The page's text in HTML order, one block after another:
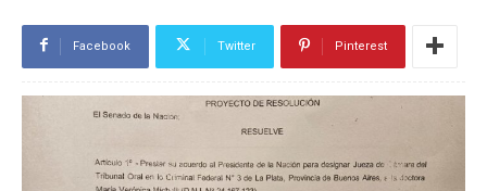
Facebook Twitter Pinterest